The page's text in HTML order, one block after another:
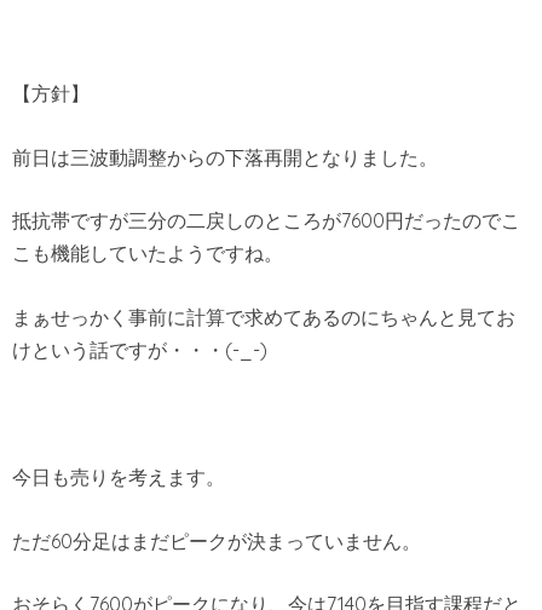
【方針】
前日は三波動調整からの下落再開となりました。
抵抗帯ですが三分の二戻しのところが7600円だったのでこ
こも機能していたようですね。
まぁせっかく事前に計算で求めてあるのにちゃんと見てお
けという話ですが・・・(-_-)
今日も売りを考えます。
ただ60分足はまだピークが決まっていません。
おそらく7600がピークになり、今は7140を目指す課程だと